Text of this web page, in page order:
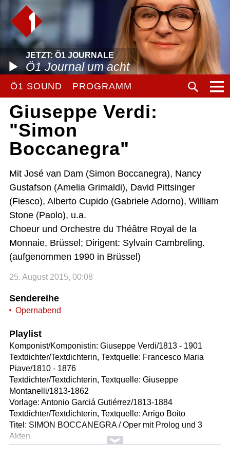
JETZT: Ö1 JOURNALE
Ö1 Journal um acht
Ö1 SOUND PROGRAMM
Giuseppe Verdi:
"Simon
Boccanegra"
Mit José van Dam (Simon Boccanegra), Nancy
Gustafson (Amelia Grimaldi), David Pittsinger
(Fiesco), Alberto Cupido (Gabriele Adorno), William
Stone (Paolo), u.a.
Choeur und Orchestre du Théâtre Royal de la
Monnaie, Brüssel; Dirigent: Sylvain Cambreling.
(aufgenommen 1990 in Brüssel)
25. August 2015, 00:08
Sendereihe
Opernabend
Playlist
Komponist/Komponistin: Giuseppe Verdi/1813 - 1901
Textdichter/Textdichterin, Textquelle: Francesco Maria
Piave/1810 - 1876
Textdichter/Textdichterin, Textquelle: Giuseppe
Montanelli/1813-1862
Vorlage: Antonio Garciá Gutiérrez/1813-1884
Textdichter/Textdichterin, Textquelle: Arrigo Boito
Titel: SIMON BOCCANEGRA / Oper mit Prolog und 3
Akten
Solist/Solistin: José Van Dam /Simone Boccanegra